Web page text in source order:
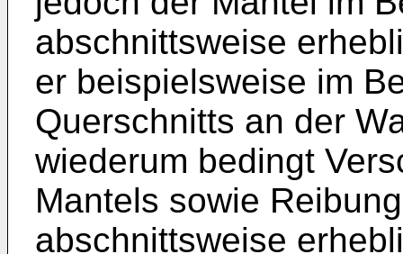
abschnittsweise
er beispielsweise im
Querschnitts an der
wiederum bedingt
Mantels sowie
abschnittsweise